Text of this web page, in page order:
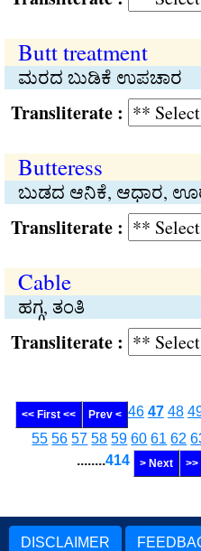
Butt treatment
ಮರದ ಬುಡಿಕೆ ಉಪಚಾರ
:
Butteress
ಬುಡದ ಆನಿಕೆ, ಆಧಾರ,
:
Cable
ಹಗ್ಗ, ತಂತಿ
:
<< First << Prev < 46 47 48
55 56 57 58 59 60 61 62
........414 > Next >>
DISCLAIMER